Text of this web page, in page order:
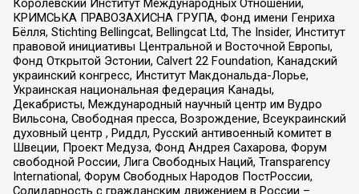
Королевский Институт Международных Отношений,
КРИМСЬКА ПРАВОЗАХИСНА ГРУПА, Фонд имени Генриха
Бёлля, Stichting Bellingcat, Bellingcat Ltd, The Insider, Институт
правовой инициативы Центральной и Восточной Европы,
Фонд Открытой Эстонии, Calvert 22 Foundation, Канадский
украинский конгресс, Институт Макдональда-Лорье,
Украинская национальная федерация Канады,
Декабристы, Международный научный центр им Вудро
Вильсона, Свободная пресса, Возрождение, Всеукраинский
духовный центр , Риддл, Русский антивоенный комитет в
Швеции, Проект Медуза, Фонд Андрея Сахарова, Форум
свободной России, Лига Свободных Наций, Transparеncy
International, Форум Свободных Народов ПостРоссии,
Солидарность с гражданским движением в России –